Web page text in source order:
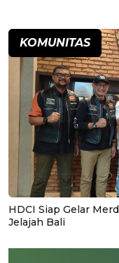
KOMUNITAS
HDCI Siap Gelar
Jelajah Bali